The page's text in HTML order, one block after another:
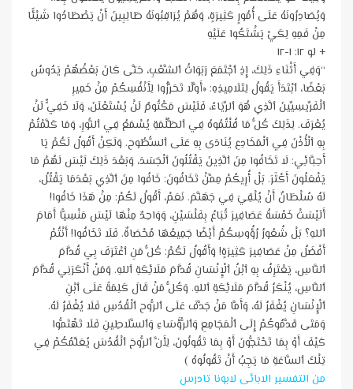
وَيُصَادِرُونَهُ عَلَى أُمُورٍ كَثِيرَةٍ، وَهُمْ يُرَاقِبُونَهُ طَالِبِينَ أَنْ يَصْطَادُوا شَيْئًا
مِنْ فَمِهِ لِكَيْ يَشْتَكُوا عَلَيْهِ
+ لو ١٢: ١-١٢
“وَفِي أَثْنَاءِ ذَلِكَ، إِذِ ٱجْتَمَعَ رَبَوَاتُ ٱلشَّعْبِ، حَتَّى كَانَ بَعْضُهُمْ يَدُوسُ
بَعْضًا، ٱبْتَدَأَ يَقُولُ لِتَلَامِيذِهِ: «أَوَّلًا تَحَرَّزُوا لِأَنْفُسِكُمْ مِنْ خَمِيرِ
ٱلْفَرِّيسِيِّينَ ٱلَّذِي هُوَ ٱلرِّيَاءُ، فَلَيْسَ مَكْتُومٌ لَنْ يُسْتَعْلَنَ، وَلَا خَفِيٌّ لَنْ
يُعْرَفَ. لِذَلِكَ كُلُّ مَا قُلْتُمُوهُ فِي ٱلظُّلْمَةِ يُسْمَعُ فِي ٱلنُّورِ، وَمَا كَلَّمْتُمْ
بِهِ ٱلْأُذْنَ فِي ٱلْمَخَادِعِ يُنَادَى بِهِ عَلَى ٱلسُّطُوحِ. وَلَكِنْ أَقُولُ لَكُمْ يَا
أَحِبَّائِي: لَا تَخَافُوا مِنَ ٱلَّذِينَ يَقْتُلُونَ ٱلْجَسَدَ، وَبَعْدَ ذَلِكَ لَيْسَ لَهُمْ مَا
يَفْعَلُونَ أَكْثَرَ. بَلْ أُرِيكُمْ مِمَّنْ تَخَافُونَ: خَافُوا مِنَ ٱلَّذِي بَعْدَمَا يَقْتُلُ،
لَهُ سُلْطَانٌ أَنْ يُلْقِيَ فِي جَهَنَّمَ. نَعَمْ، أَقُولُ لَكُمْ: مِنْ هَذَا خَافُوا!
أَلَيْسَتْ خَمْسَةُ عَصَافِيرَ تُبَاعُ بِفَلْسَيْنِ، وَوَاحِدٌ مِنْهَا لَيْسَ مَنْسِيًّا أَمَامَ
ٱللهِ؟ بَلْ شُعُورُ رُؤُوسِكُمْ أَيْضًا جَمِيعُهَا مُحْصَاةٌ. فَلَا تَخَافُوا! أَنْتُمْ
أَفْضَلُ مِنْ عَصَافِيرَ كَثِيرَةٍ! وَأَقُولُ لَكُمْ: كُلُّ مَنِ ٱعْتَرَفَ بِي قُدَّامَ
ٱلنَّاسِ، يَعْتَرِفُ بِهِ ٱبْنُ ٱلْإِنْسَانِ قُدَّامَ مَلَائِكَةِ ٱللهِ. وَمَنْ أَنْكَرَنِي قُدَّامَ
ٱلنَّاسِ، يُنْكَرُ قُدَّامَ مَلَائِكَةِ ٱللهِ. وَكُلُّ مَنْ قَالَ كَلِمَةً عَلَى ٱبْنِ
ٱلْإِنْسَانِ يُغْفَرُ لَهُ، وَأَمَّا مَنْ جَدَّفَ عَلَى ٱلرُّوحِ ٱلْقُدُسِ فَلَا يُغْفَرُ لَهُ.
وَمَتَى قَدَّمُوكُمْ إِلَى ٱلْمَجَامِعِ وَٱلرُّؤَسَاءِ وَٱلسَّلَاطِينِ فَلَا تَهْتَمُّوا
كَيْفَ أَوْ بِمَا تَحْتَجُّونَ أَوْ بِمَا تَقُولُونَ، لِأَنَّ ٱلرُّوحَ ٱلْقُدُسَ يُعَلِّمُكُمْ فِي
تِلْكَ ٱلسَّاعَةِ مَا يَجِبُ أَنْ تَقُولُوهُ )
من التفسير الابائى لابونا تادرس